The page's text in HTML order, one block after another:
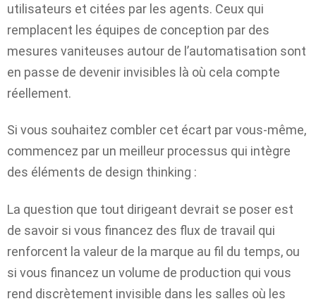
utilisateurs et citées par les agents. Ceux qui
remplacent les équipes de conception par des
mesures vaniteuses autour de l’automatisation sont
en passe de devenir invisibles là où cela compte
réellement.
Si vous souhaitez combler cet écart par vous-même,
commencez par un meilleur processus qui intègre
des éléments de design thinking :
La question que tout dirigeant devrait se poser est
de savoir si vous financez des flux de travail qui
renforcent la valeur de la marque au fil du temps, ou
si vous financez un volume de production qui vous
rend discrètement invisible dans les salles où les